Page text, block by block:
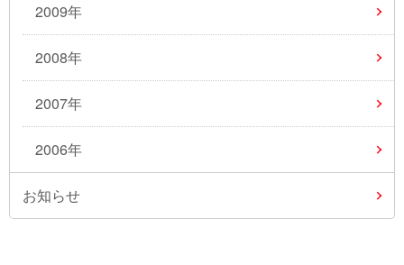
2009年
2008年
2007年
2006年
お知らせ